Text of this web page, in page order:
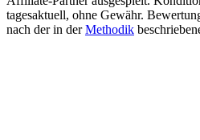
tagesaktuell, ohne Gewähr.
nach der in derMethodik